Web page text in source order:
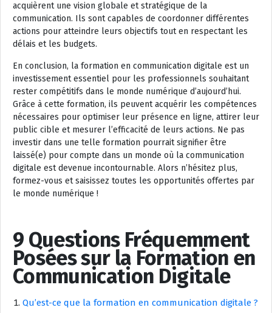
acquièrent une vision globale et stratégique de la
communication. Ils sont capables de coordonner différentes
actions pour atteindre leurs objectifs tout en respectant les
délais et les budgets.
En conclusion, la formation en communication digitale est un
investissement essentiel pour les professionnels souhaitant
rester compétitifs dans le monde numérique d’aujourd’hui.
Grâce à cette formation, ils peuvent acquérir les compétences
nécessaires pour optimiser leur présence en ligne, attirer leur
public cible et mesurer l’efficacité de leurs actions. Ne pas
investir dans une telle formation pourrait signifier être
laissé(e) pour compte dans un monde où la communication
digitale est devenue incontournable. Alors n’hésitez plus,
formez-vous et saisissez toutes les opportunités offertes par
le monde numérique !
9 Questions Fréquemment
Posées sur la Formation en
Communication Digitale
Qu’est-ce que la formation en communication digitale ?